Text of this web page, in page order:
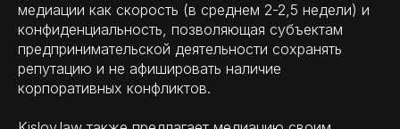
медиации как скорость (в среднем 2-2,5 недели) и
конфиденциальность, позволяющая субъектам
предпринимательской деятельности сохранять
репутацию и не афишировать наличие
корпоративных конфликтов.